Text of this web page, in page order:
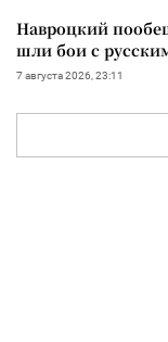
Навроцкий
шли бои с
7 августа 2026, 23:11